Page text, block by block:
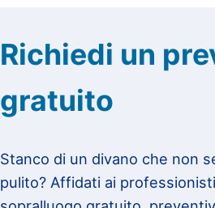
Richiedi un
gratuito
Stanco di un divano che non
pulito? Affidati ai